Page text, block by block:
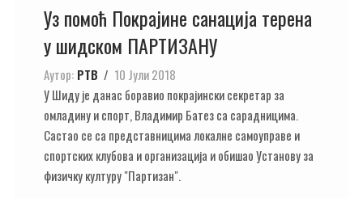
Уз помоћ Покрајине санација терена
у шидском ПАРТИЗАНУ
Аутор: РТВ
10 Јули 2018
У Шиду је данас боравио покрајински секретар за
омладину и спорт, Владимир Батез са сарадницима.
Састао се са представницима локалне самоуправе и
спортских клубова и организација и обишао Установу за
физичку културу "Партизан".